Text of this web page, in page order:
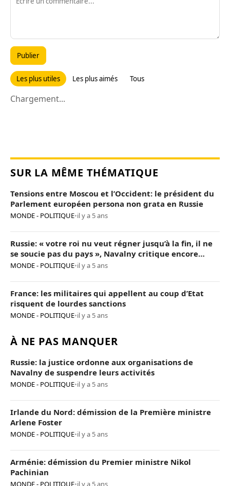
Publier
Les plus utiles Les plus aimés Tous
Chargement...
SUR LA MÊME THÉMATIQUE
Tensions entre Moscou et l’Occident: le président du
Parlement européen persona non grata en Russie
MONDE - POLITIQUE•il y a 5 ans
Russie: « votre roi nu veut régner jusqu’à la fin, il ne
se soucie pas du pays », Navalny critique encore
Poutine
MONDE - POLITIQUE•il y a 5 ans
France: les militaires qui appellent au coup d’Etat
risquent de lourdes sanctions
MONDE - POLITIQUE•il y a 5 ans
À NE PAS MANQUER
Russie: la justice ordonne aux organisations de
Navalny de suspendre leurs activités
MONDE - POLITIQUE•il y a 5 ans
Irlande du Nord: démission de la Première ministre
Arlene Foster
MONDE - POLITIQUE•il y a 5 ans
Arménie: démission du Premier ministre Nikol
Pachinian
MONDE - POLITIQUE•il y a 5 ans